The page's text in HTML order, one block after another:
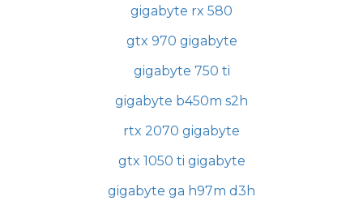
gigabyte rx 580
gtx 970 gigabyte
gigabyte 750 ti
gigabyte b450m s2h
rtx 2070 gigabyte
gtx 1050 ti gigabyte
gigabyte ga h97m d3h